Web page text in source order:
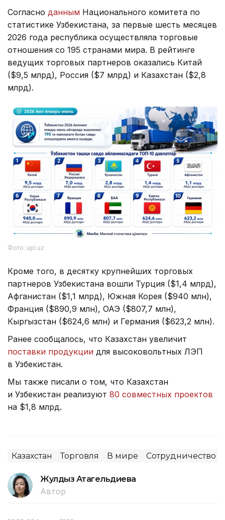
Согласно данным Национального комитета по
статистике Узбекистана, за первые шесть месяцев
2026 года республика осуществляла торговые
отношения со 195 странами мира. В рейтинге
ведущих торговых партнеров оказались Китай
($9,5 млрд), Россия ($7 млрд) и Казахстан ($2,8
млрд).
Фото: upl.uz
Кроме того, в десятку крупнейших торговых
партнеров Узбекистана вошли Турция ($1,4 млрд),
Афганистан ($1,1 млрд), Южная Корея ($940 млн),
Франция ($890,9 млн), ОАЭ ($807,7 млн),
Кыргызстан ($624,6 млн) и Германия ($623,2 млн).
Ранее сообщалось, что Казахстан увеличит
поставки продукции для высоковольтных ЛЭП
в Узбекистан.
Мы также писали о том, что Казахстан
и Узбекистан реализуют 80 совместных проектов
на $1,8 млрд.
Казахстан Торговля В мире Сотрудничество
Жулдыз Атагельдиева
Автор